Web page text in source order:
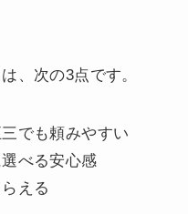
、次の3点です。
でも頼みやすい
べる安心感
える